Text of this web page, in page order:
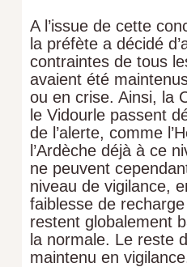
A l’issue de cette
la préfète a décidé
contraintes de tous
avaient été
ou en crise. Ainsi, la
le Vidourle passent
de l’alerte, comme
l’Ardèche déjà à ce
ne peuvent
niveau de vigilance,
faiblesse de
restent globalement
la normale. Le reste
maintenu en